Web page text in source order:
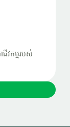
ជីវកម្មរបស់